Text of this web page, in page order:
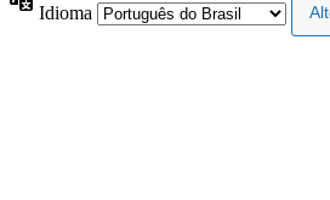
Idioma